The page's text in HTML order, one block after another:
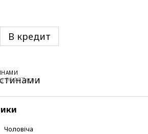
В кредит
964.67 грн
Чоловіча